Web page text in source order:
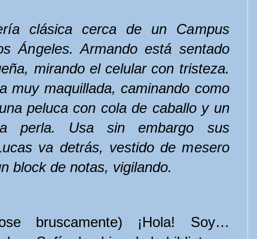
clásica cerca de un Campus
Ángeles. Armando está sentado
mirando el celular con tristeza.
muy maquillada, caminando como
peluca con cola de caballo y un
perla. Usa sin embargo sus
va detrás, vestido de mesero
block de notas, vigilando.
bruscamente) ¡Hola! Soy…